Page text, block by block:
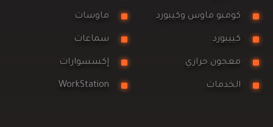
كومبو ماوس وكيبورد ماوسات
كييبورد سماعات
معجون حراري إكسسوارات
الخدمات WorkStation